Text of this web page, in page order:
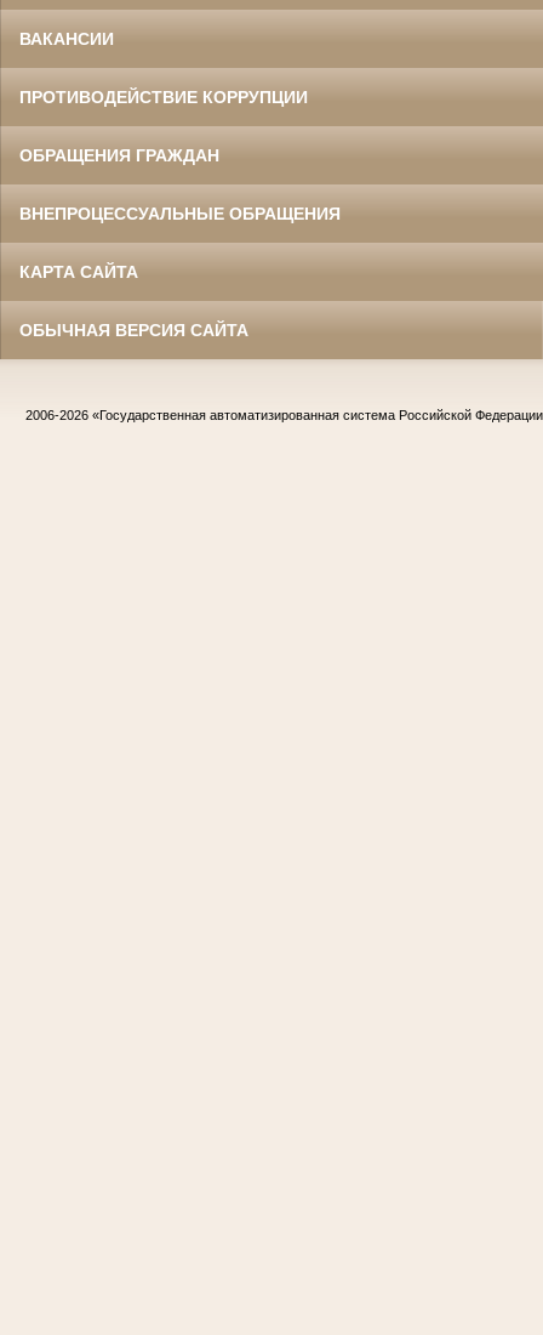
ВАКАНСИИ
ПРОТИВОДЕЙСТВИЕ КОРРУПЦИИ
ОБРАЩЕНИЯ ГРАЖДАН
ВНЕПРОЦЕССУАЛЬНЫЕ ОБРАЩЕНИЯ
КАРТА САЙТА
ОБЫЧНАЯ ВЕРСИЯ САЙТА
2006-2026 «Государственная автоматизированная система Российской